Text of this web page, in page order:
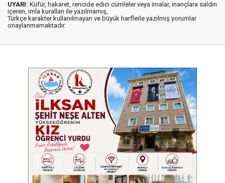
UYARI: Küfür, hakaret, rencide edici cümleler veya imalar, inançlara saldırı
içeren, imla kuralları ile yazılmamış,
Türkçe karakter kullanılmayan ve büyük harflerle yazılmış yorumlar
onaylanmamaktadır.